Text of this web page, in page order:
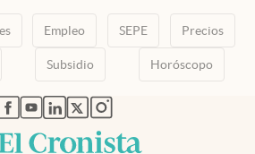
Empleo SEPE Precios
Subsidio Horóscopo
abre en nueva pestaña
abre en nueva pestaña
abre en nueva pestaña
abre en nueva pestaña
abre en nueva pestaña